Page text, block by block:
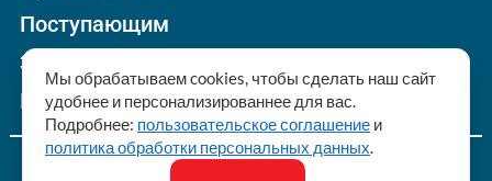
Поступающим
Заявки
Контакты
© ООО «Межрегиональный сертификационный
Мы обрабатываем cookies, чтобы сделать наш сайт
удобнее и персонализированнее для вас.
Подробнее: пользовательское соглашение и
политика обработки персональных данных.